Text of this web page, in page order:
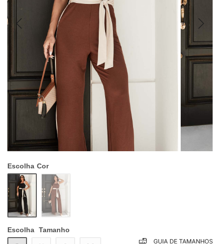
Escolha Cor
Escolha Tamanho